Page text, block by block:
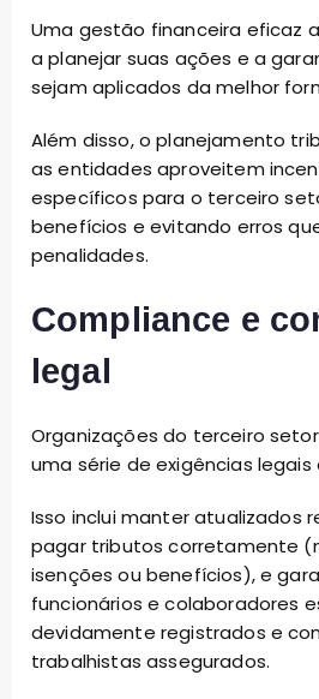
Uma gestão financeira eficaz
a planejar suas ações e a
sejam aplicados da melhor
Além disso, o planejamento
as entidades aproveitem
específicos para o terceiro
benefícios e evitando erros
penalidades.
Compliance e
legal
Organizações do terceiro
uma série de exigências legais
Isso inclui manter atualizados
pagar tributos corretamente
isenções ou benefícios), e
funcionários e colaboradores
devidamente registrados e
trabalhistas assegurados.